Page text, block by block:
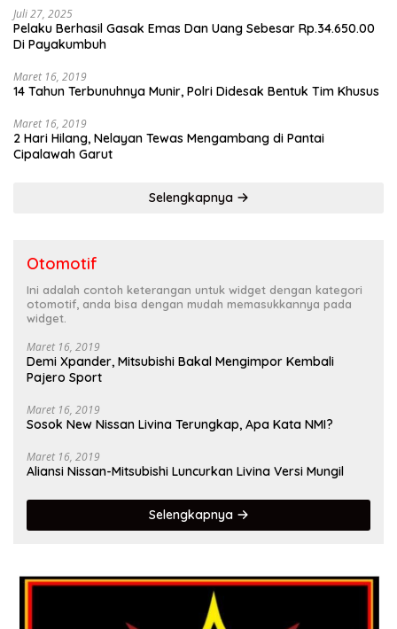
Juli 27, 2025
Pelaku Berhasil Gasak Emas Dan Uang Sebesar Rp.34.650.00
Di Payakumbuh
Maret 16, 2019
14 Tahun Terbunuhnya Munir, Polri Didesak Bentuk Tim Khusus
Maret 16, 2019
2 Hari Hilang, Nelayan Tewas Mengambang di Pantai
Cipalawah Garut
Selengkapnya
Otomotif
Ini adalah contoh keterangan untuk widget dengan kategori
otomotif, anda bisa dengan mudah memasukkannya pada
widget.
Maret 16, 2019
Demi Xpander, Mitsubishi Bakal Mengimpor Kembali
Pajero Sport
Maret 16, 2019
Sosok New Nissan Livina Terungkap, Apa Kata NMI?
Maret 16, 2019
Aliansi Nissan-Mitsubishi Luncurkan Livina Versi Mungil
Selengkapnya